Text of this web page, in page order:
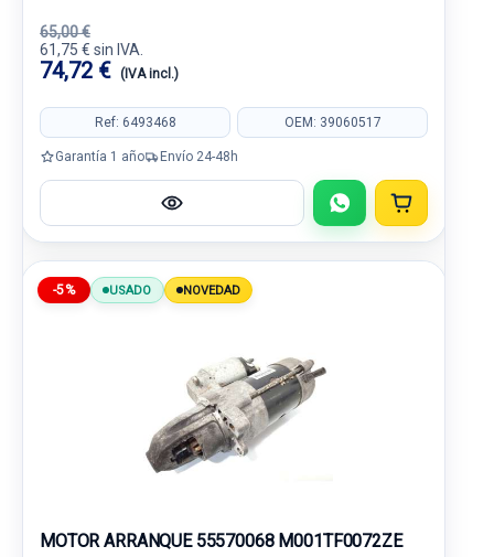
65,00 €
61,75 € sin IVA.
74,72 € (IVA incl.)
Ref: 6493468 OEM: 39060517
Garantía 1 año Envío 24-48h
-5% USADO NOVEDAD
MOTOR ARRANQUE 55570068 M001TF0072ZE